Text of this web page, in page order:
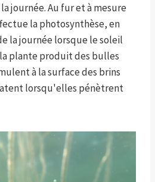
journée. Au fur et à mesure
la photosynthèse, en
la journée lorsque le soleil
plante produit des bulles
à la surface des brins
lorsqu'elles pénètrent